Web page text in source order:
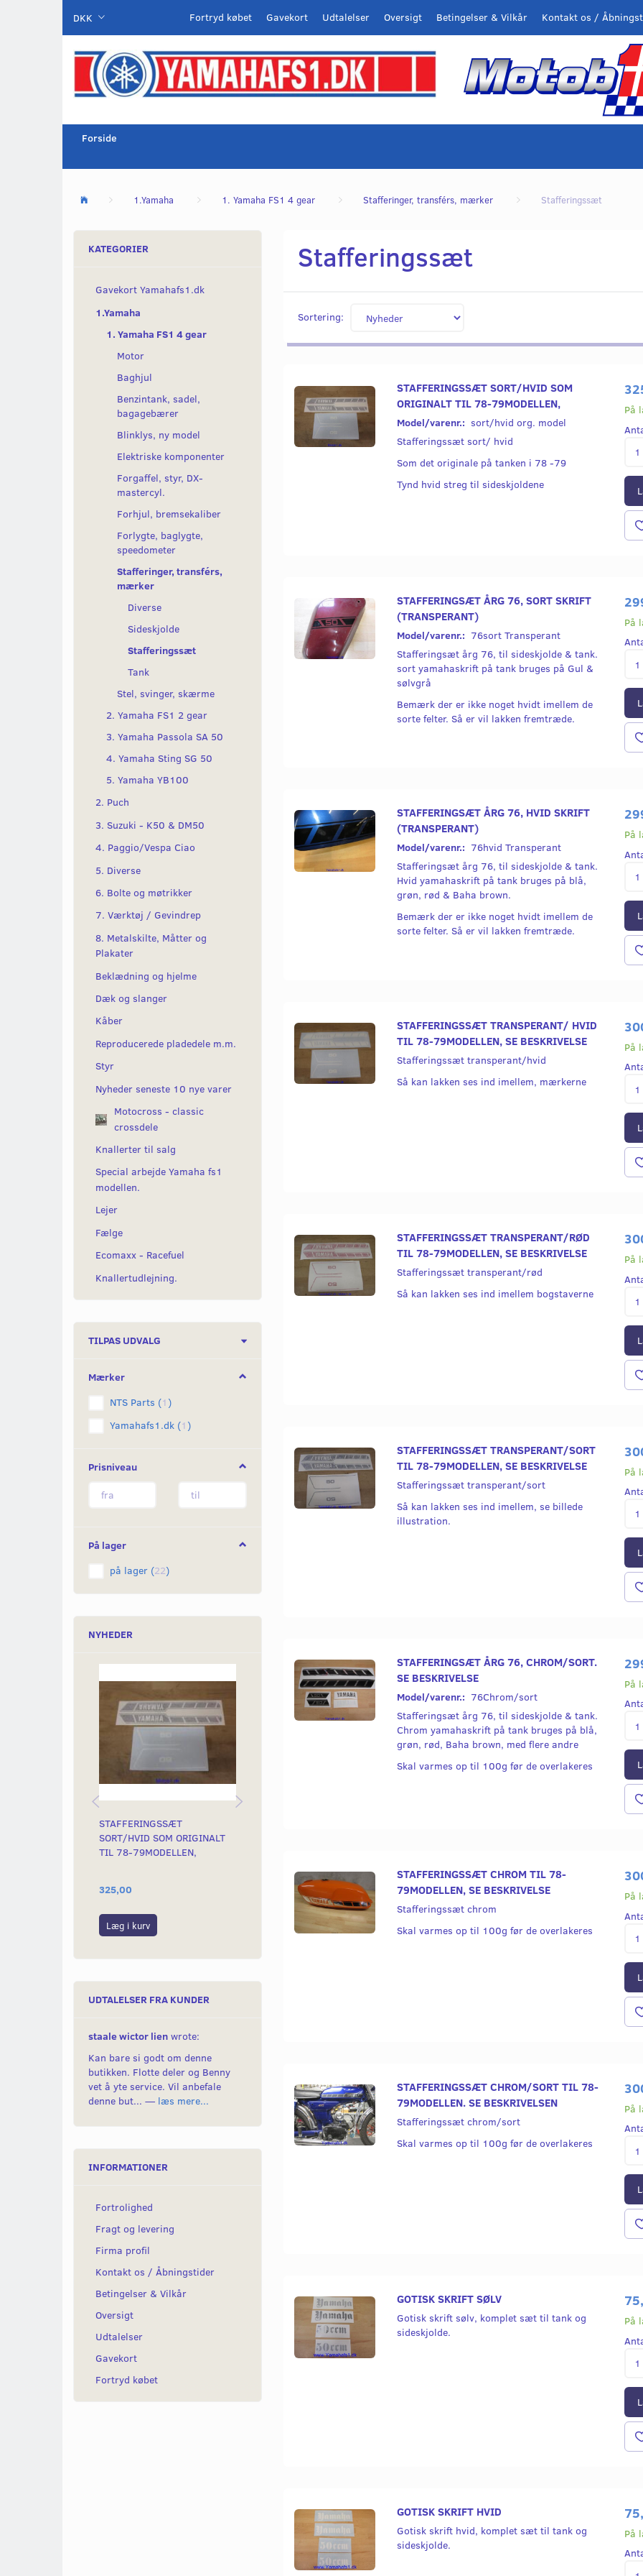
DKK Kontakt os /
Betingelser & Vilkår
Oversigt
Udtalelser
Gavekort
Fortryd købet
Forside
1.Yamaha 1. Yamaha FS1 4 gear Stafferinger, transférs, mærker Stafferingssæt
KATEGORIER
Gavekort Yamahafs1.dk
1.Yamaha
1. Yamaha FS1 4 gear
Motor
Baghjul
Benzintank, sadel,
bagagebærer
Blinklys, ny model
Elektriske komponenter
Forgaffel, styr, DX-
mastercyl.
Forhjul, bremsekaliber
Forlygte, baglygte,
speedometer
Stafferinger, transférs,
mærker
Diverse
Sideskjolde
Stafferingssæt
Tank
Stel, svinger, skærme
2. Yamaha FS1 2 gear
3. Yamaha Passola SA 50
4. Yamaha Sting SG 50
5. Yamaha YB100
2. Puch
3. Suzuki - K50 & DM50
4. Paggio/Vespa Ciao
5. Diverse
6. Bolte og møtrikker
7. Værktøj / Gevindrep
8. Metalskilte, Måtter og
Plakater
Beklædning og hjelme
Dæk og slanger
Kåber
Reproducerede pladedele m.m.
Styr
Nyheder seneste 10 nye varer
Motocross - classic
crossdele
Knallerter til salg
Special arbejde Yamaha fs1
modellen.
Lejer
Fælge
Ecomaxx - Racefuel
Knallertudlejning.
TILPAS UDVALG
Mærker
NTS Parts (1 )
Yamahafs1.dk (1 )
Prisniveau
På lager
på lager (22)
NYHEDER
STAFFERINGSSÆT
SORT/HVID SOM ORIGINALT
TIL 78-79MODELLEN,
325,00
Læg i kurv Læg i kurv
299,00
UDTALELSER FRA KUNDER
staale wictor lien wrote:
Kan bare si godt om denne
butikken. Flotte deler og Benny
vet å yte service. Vil anbefale
denne but... — læs mere...
INFORMATIONER
Fortrolighed
Fragt og levering
Firma profil
Kontakt os / Åbningstider
Betingelser & Vilkår
Oversigt
Udtalelser
Gavekort
Fortryd købet
Stafferingssæt
Sortering:
STAFFERINGSSÆT SORT/HVID SOM
ORIGINALT TIL 78-79MODELLEN,
Model/varenr.: sort/hvid org. model
Stafferingssæt sort/ hvid
Som det originale på tanken i 78 -79
Tynd hvid streg til sideskjoldene
På
STAFFERINGSÆT ÅRG 76, SORT SKRIFT
(TRANSPERANT)
Model/varenr.: 76sort Transperant
Stafferingsæt årg 76, til sideskjolde & tank.
sort yamahaskrift på tank bruges på Gul &
sølvgrå
Bemærk der er ikke noget hvidt imellem de
sorte felter. Så er vil lakken fremtræde.
På
STAFFERINGSÆT ÅRG 76, HVID SKRIFT
(TRANSPERANT)
Model/varenr.: 76hvid Transperant
Stafferingsæt årg 76, til sideskjolde & tank.
Hvid yamahaskrift på tank bruges på blå,
grøn, rød & Baha brown.
Bemærk der er ikke noget hvidt imellem de
sorte felter. Så er vil lakken fremtræde.
På
STAFFERINGSSÆT TRANSPERANT/ HVID
TIL 78-79MODELLEN, SE BESKRIVELSE
Stafferingssæt transperant/hvid
Så kan lakken ses ind imellem, mærkerne
På
STAFFERINGSSÆT TRANSPERANT/RØD
TIL 78-79MODELLEN, SE BESKRIVELSE
Stafferingssæt transperant/rød
Så kan lakken ses ind imellem bogstaverne
På
STAFFERINGSSÆT TRANSPERANT/SORT
TIL 78-79MODELLEN, SE BESKRIVELSE
Stafferingssæt transperant/sort
Så kan lakken ses ind imellem, se billede
illustration.
På
STAFFERINGSÆT ÅRG 76, CHROM/SORT.
SE BESKRIVELSE
Model/varenr.: 76Chrom/sort
Stafferingsæt årg 76, til sideskjolde & tank.
Chrom yamahaskrift på tank bruges på blå,
grøn, rød, Baha brown, med flere andre
Skal varmes op til 100g før de overlakeres
På
STAFFERINGSSÆT CHROM TIL 78-
79MODELLEN, SE BESKRIVELSE
Stafferingssæt chrom
Skal varmes op til 100g før de overlakeres
På
STAFFERINGSSÆT CHROM/SORT TIL 78-
79MODELLEN. SE BESKRIVELSEN
Stafferingssæt chrom/sort
Skal varmes op til 100g før de overlakeres
På
GOTISK SKRIFT SØLV
Gotisk skrift sølv, komplet sæt til tank og
sideskjolde.
På
GOTISK SKRIFT HVID
Gotisk skrift hvid, komplet sæt til tank og
sideskjolde.
På